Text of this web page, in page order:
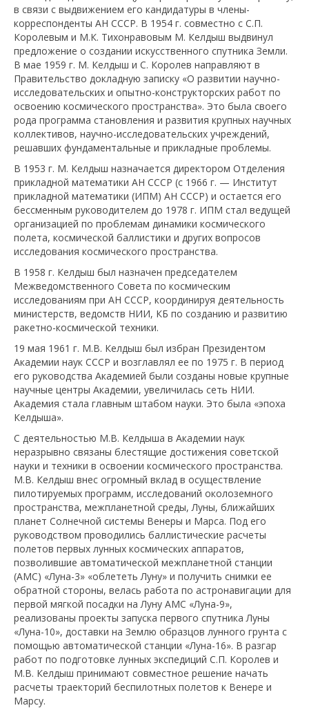
в связи с выдвижением его кандидатуры в члены-
корреспонденты АН СССР. В 1954 г. совместно с С.П.
Королевым и М.К. Тихонравовым М. Келдыш выдвинул
предложение о создании искусственного спутника Земли.
В мае 1959 г. М. Келдыш и С. Королев направляют в
Правительство докладную записку «О развитии научно-
исследовательских и опытно-конструкторских работ по
освоению космического пространства». Это была своего
рода программа становления и развития крупных научных
коллективов, научно-исследовательских учреждений,
решавших фундаментальные и прикладные проблемы.
В 1953 г. М. Келдыш назначается директором Отделения
прикладной математики АН СССР (с 1966 г. — Институт
прикладной математики (ИПМ) АН СССР) и остается его
бессменным руководителем до 1978 г. ИПМ стал ведущей
организацией по проблемам динамики космического
полета, космической баллистики и других вопросов
исследования космического пространства.
В 1958 г. Келдыш был назначен председателем
Межведомственного Совета по космическим
исследованиям при АН СССР, координируя деятельность
министерств, ведомств НИИ, КБ по созданию и развитию
ракетно-космической техники.
19 мая 1961 г. М.В. Келдыш был избран Президентом
Академии наук СССР и возглавлял ее по 1975 г. В период
его руководства Академией были созданы новые крупные
научные центры Академии, увеличилась сеть НИИ.
Академия стала главным штабом науки. Это была «эпоха
Келдыша».
С деятельностью М.В. Келдыша в Академии наук
неразрывно связаны блестящие достижения советской
науки и техники в освоении космического пространства.
М.В. Келдыш внес огромный вклад в осуществление
пилотируемых программ, исследований околоземного
пространства, межпланетной среды, Луны, ближайших
планет Солнечной системы Венеры и Марса. Под его
руководством проводились баллистические расчеты
полетов первых лунных космических аппаратов,
позволившие автоматической межпланетной станции
(АМС) «Луна-3» «облететь Луну» и получить снимки ее
обратной стороны, велась работа по астронавигации для
первой мягкой посадки на Луну АМС «Луна-9»,
реализованы проекты запуска первого спутника Луны
«Луна-10», доставки на Землю образцов лунного грунта с
помощью автоматической станции «Луна-16». В разгар
работ по подготовке лунных экспедиций С.П. Королев и
М.В. Келдыш принимают совместное решение начать
расчеты траекторий беспилотных полетов к Венере и
Марсу.